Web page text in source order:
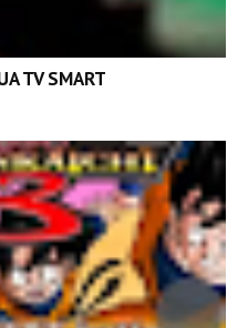
TV SMART